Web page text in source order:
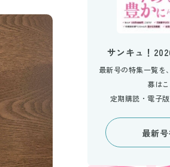
サンキュ！
最新号の特集一覧を
募は
定期購読・電子
最新